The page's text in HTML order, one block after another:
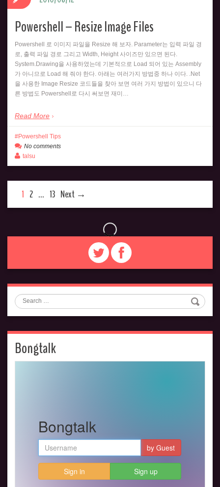
Powershell – Resize Image Files
Powershell 로 이미지 파일을 Resize 해 보자. Parameter는 입력 파일 경
로, 출력 파일 경로 그리고 Width, Height 사이즈만 있으면 된다.
System.Drawing을 사용하였는데 기본적으로 Load 되어 있는 Assembly
가 아니므로 Load 해 줘야 한다. 아래는 여러가지 방법중 하나 이다. .Net
을 사용한 Image Resize 코드들을 찾아 보면 여러 가지 방법이 있으니 다
른 방법도 Powershell로 다시 써보면 재미…
Read More
Powershell Tips
No comments
talsu
1 2 … 13 Next →
Search
Bongtalk